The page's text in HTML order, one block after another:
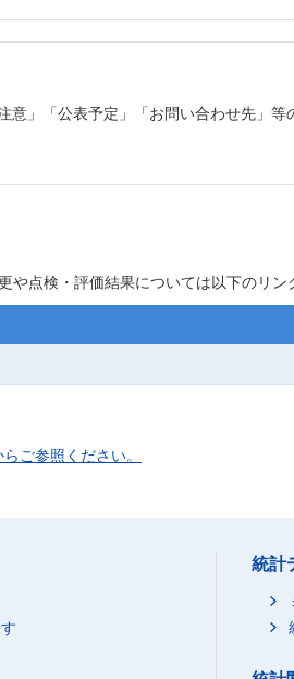
」「公表予定」「お問い合わせ先」等
点検・評価結果については以下のリン
ご参照ください。
統計